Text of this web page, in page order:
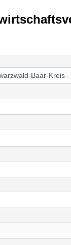
Baar-Kreis